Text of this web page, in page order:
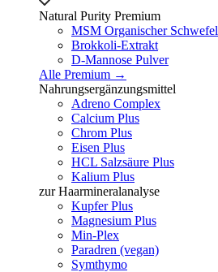
Natural Purity Premium
MSM Organischer Schwefel
Brokkoli-Extrakt
D-Mannose Pulver
Alle Premium →
Nahrungsergänzungsmittel
Adreno Complex
Calcium Plus
Chrom Plus
Eisen Plus
HCL Salzsäure Plus
Kalium Plus
zur Haarmineralanalyse
Kupfer Plus
Magnesium Plus
Min-Plex
Paradren (vegan)
Symthymo